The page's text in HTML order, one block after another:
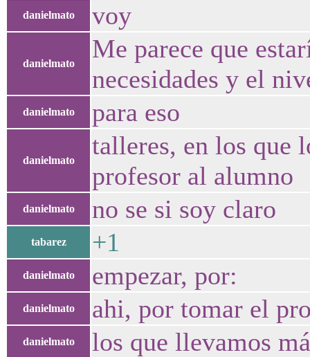
danielmato voy
danielmato
Me parece que
necesidades y el
danielmato para eso
danielmato
talleres, en los que
profesor al alumno
danielmato no se si soy claro
tabarez +1
danielmato empezar, por:
danielmato ahi, por tomar el
danielmato los que llevamos